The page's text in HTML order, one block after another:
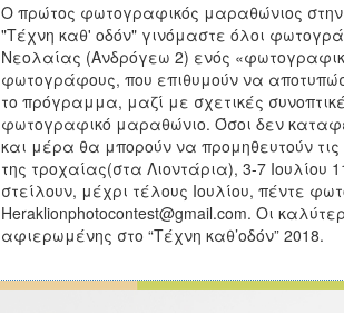
Ο πρώτος φωτογραφικός μαραθώνιος στην
"Τέχνη καθ' οδόν" γινόμαστε όλοι
Νεολαίας (Ανδρόγεω 2) ενός
φωτογράφους, που επιθυμούν να
το πρόγραμμα, μαζί με σχετικές
φωτογραφικό μαραθώνιο. Όσοι δεν
και μέρα θα μπορούν να προμηθευτούν
της τροχαίας(στα Λιοντάρια), 3-7
στείλουν, μέχρι τέλους Ιουλίου, πέντε
Heraklionphotocontest@gmail.com. Οι
αφιερωμένης στο “Τέχνη καθ’οδόν” 2018.